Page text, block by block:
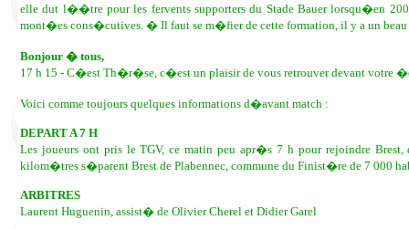
elle dut l��tre pour les fervents supporters du Stade Bauer lorsqu�en
mont�es cons�cutives. � Il faut se m�fier de cette formation, il y a un
Bonjour � tous,
17 h 15 - C�est Th�r�se, c�est un plaisir de vous retrouver devant votre
Voici comme toujours quelques informations d�avant match :
DEPART A 7 H
Les joueurs ont pris le TGV, ce matin peu apr�s 7 h pour rejoindre
kilom�tres s�parent Brest de Plabennec, commune du Finist�re de 7 000
ARBITRES
Laurent Huguenin, assist� de Olivier Cherel et Didier Garel